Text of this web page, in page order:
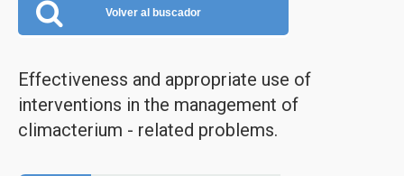
Volver al buscador
Effectiveness and appropriate use of
interventions in the management of
climacterium - related problems.